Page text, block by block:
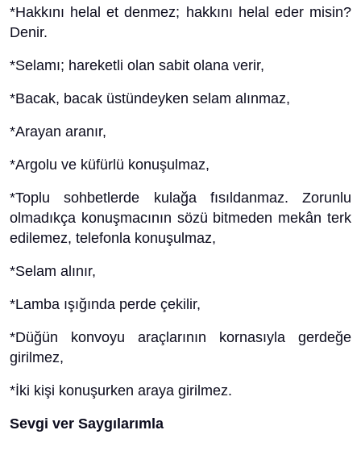
*Hakkını helal et denmez; hakkını helal eder misin?
Denir.
*Selamı; hareketli olan sabit olana verir,
*Bacak, bacak üstündeyken selam alınmaz,
*Arayan aranır,
*Argolu ve küfürlü konuşulmaz,
*Toplu sohbetlerde kulağa fısıldanmaz. Zorunlu
olmadıkça konuşmacının sözü bitmeden mekân terk
edilemez, telefonla konuşulmaz,
*Selam alınır,
*Lamba ışığında perde çekilir,
*Düğün konvoyu araçlarının kornasıyla gerdeğe
girilmez,
*İki kişi konuşurken araya girilmez.
Sevgi ver Saygılarımla